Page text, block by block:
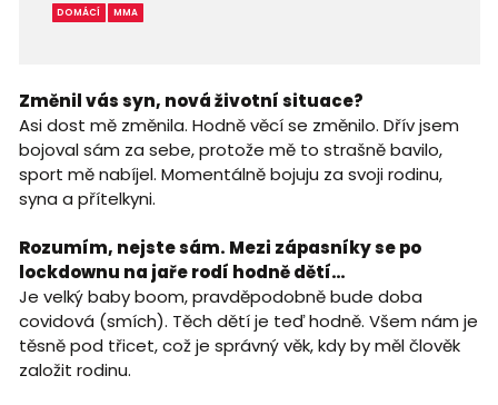
DOMÁCÍ MMA
Změnil vás syn, nová životní situace?
Asi dost mě změnila. Hodně věcí se změnilo. Dřív jsem
bojoval sám za sebe, protože mě to strašně bavilo,
sport mě nabíjel. Momentálně bojuju za svoji rodinu,
syna a přítelkyni.
Rozumím, nejste sám. Mezi zápasníky se po
lockdownu na jaře rodí hodně dětí…
Je velký baby boom, pravděpodobně bude doba
covidová (smích). Těch dětí je teď hodně. Všem nám je
těsně pod třicet, což je správný věk, kdy by měl člověk
založit rodinu.